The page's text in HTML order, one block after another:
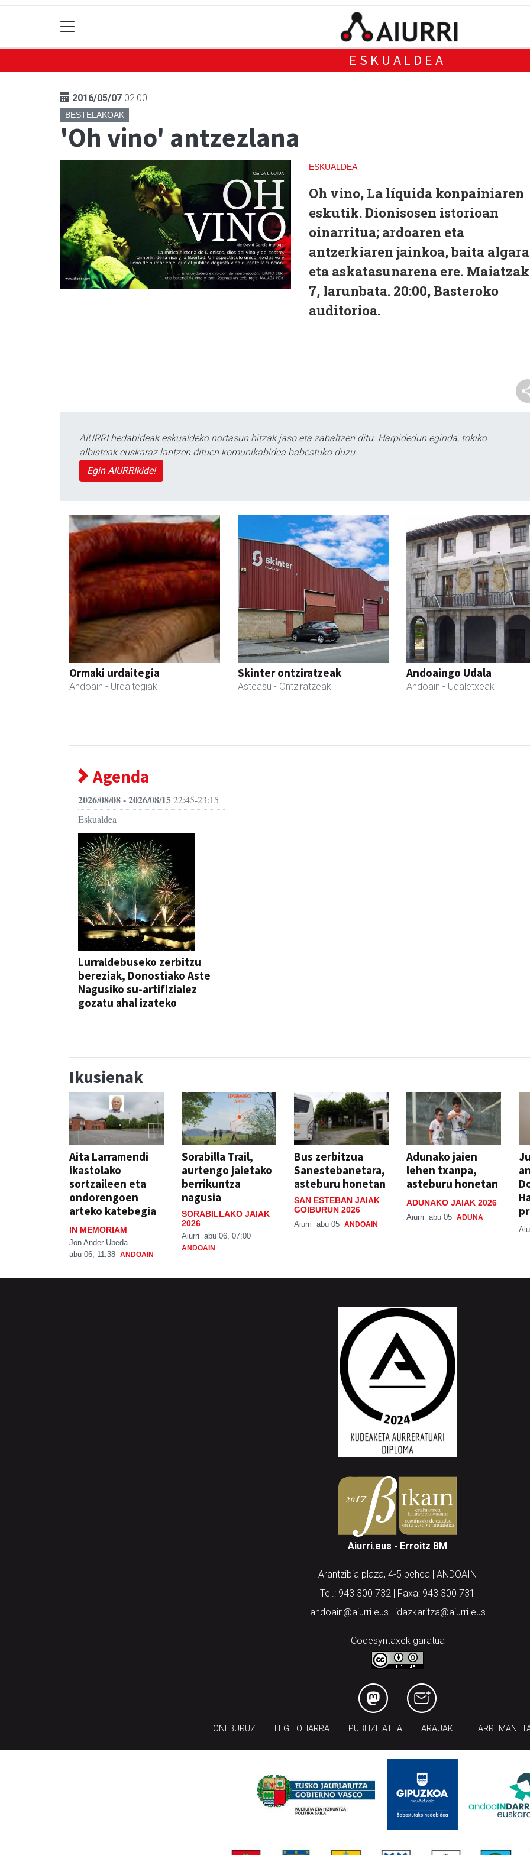
ESKUALDEA
2016/05/07 02:00
BESTELAKOAK
'Oh vino' antzezlana
ESKUALDEA
Oh vino, La líquida konpainiaren
eskutik. Dionisosen istorioan
oinarritua; ardoaren eta
antzerkiaren jainkoa, baita algara
eta askatasunarena ere. Maiatzak
7, larunbata. 20:00, Basteroko
auditorioa.
AIURRI hedabideak eskualdeko nortasun hitzak jaso eta zabaltzen ditu. Harpidedun eginda, tokiko
albisteak euskaraz lantzen dituen komunikabidea babestuko duzu.
Egin AIURRIkide!
Ormaki urdaitegia
Andoain - Urdaitegiak
Skinter ontziratzeak
Asteasu - Ontziratzeak
Andoaingo Udala
Andoain - Udaletxeak
Agenda
2026/08/08 - 2026/08/1522:45-23:15
Eskualdea
Lurraldebuseko zerbitzu
bereziak, Donostiako Aste
Nagusiko su-artifizialez
gozatu ahal izateko
Ikusienak
Aita Larramendi
ikastolako
sortzaileen eta
ondorengoen
arteko katebegia
IN MEMORIAM
Jon Ander Ubeda
abu 06, 11:38 ANDOAIN
Sorabilla Trail,
aurtengo jaietako
berrikuntza
nagusia
SORABILLAKO JAIAK
2026
Aiurri abu 06, 07:00
ANDOAIN
Bus zerbitzua
Sanestebanetara,
asteburu honetan
SAN ESTEBAN JAIAK
GOIBURUN 2026
Aiurri abu 05 ANDOAIN
Adunako jaien
lehen txanpa,
asteburu honetan
ADUNAKO JAIAK 2026
Aiurri abu 05 ADUNA
Aiurri.eus - Erroitz BM
Arantzibia plaza, 4-5 behea | ANDOAIN
Tel.: 943 300 732 | Faxa: 943 300 731
andoain@aiurri.eus | idazkaritza@aiurri.eus
Codesyntaxek garatua
HONI BURUZ LEGE OHARRA PUBLIZITATEA ARAUAK